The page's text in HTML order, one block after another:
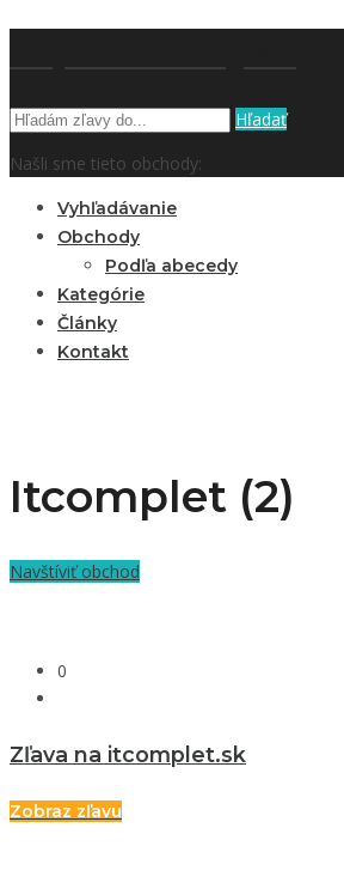
Hľadať
Našli sme tieto obchody:
Vyhľadávanie
Obchody
Podľa abecedy
Kategórie
Články
Kontakt
Itcomplet (2)
Navštíviť obchod
0
Zľava na itcomplet.sk
Zobraz zľavu